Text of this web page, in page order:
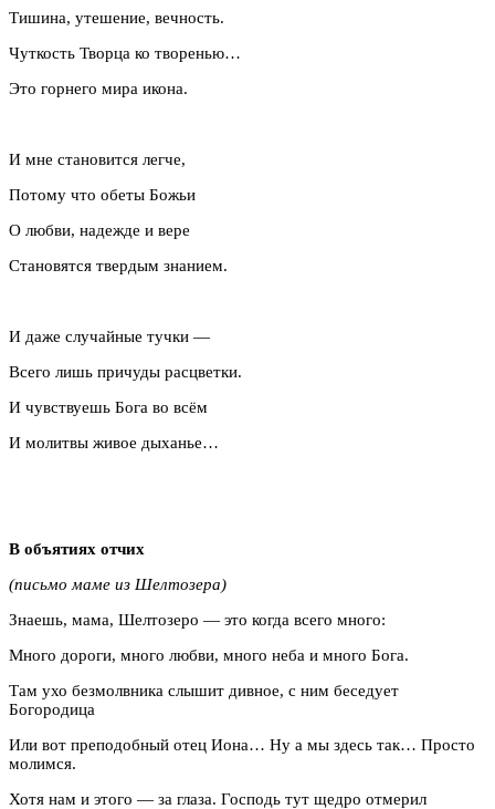
Тишина, утешение, вечность.
Чуткость Творца ко творенью…
Это горнего мира икона.
И мне становится легче,
Потому что обеты Божьи
О любви, надежде и вере
Становятся твердым знанием.
И даже случайные тучки —
Всего лишь причуды расцветки.
И чувствуешь Бога во всём
И молитвы живое дыханье…
В объятиях отчих
(письмо маме из Шелтозера)
Знаешь, мама, Шелтозеро — это когда всего много:
Много дороги, много любви, много неба и много Бога.
Там ухо безмолвника слышит дивное, с ним беседует
Богородица
Или вот преподобный отец Иона… Ну а мы здесь так… Просто
молимся.
Хотя нам и этого — за глаза. Господь тут щедро отмерил